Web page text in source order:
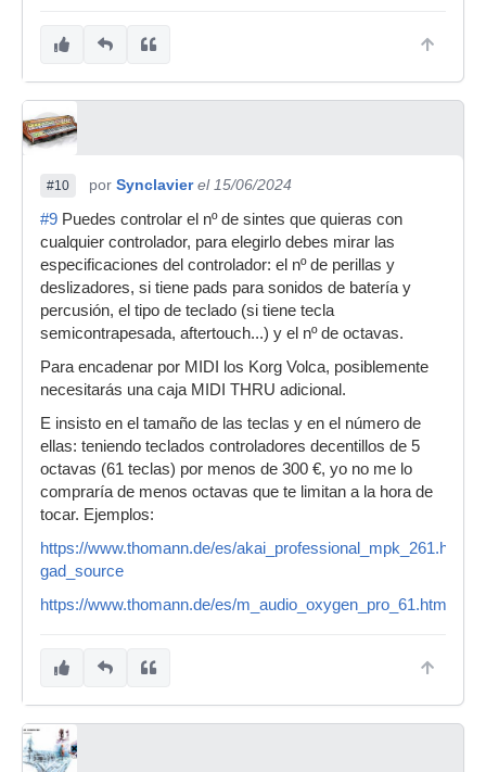
#10 por Synclavier el 15/06/2024
#9 Puedes controlar el nº de sintes que quieras con
cualquier controlador, para elegirlo debes mirar las
especificaciones del controlador: el nº de perillas y
deslizadores, si tiene pads para sonidos de batería y
percusión, el tipo de teclado (si tiene tecla
semicontrapesada, aftertouch...) y el nº de octavas.
Para encadenar por MIDI los Korg Volca, posiblemente
necesitarás una caja MIDI THRU adicional.
E insisto en el tamaño de las teclas y en el número de
ellas: teniendo teclados controladores decentillos de 5
octavas (61 teclas) por menos de 300 €, yo no me lo
compraría de menos octavas que te limitan a la hora de
tocar. Ejemplos:
https://www.thomann.de/es/akai_professional_mpk_261.htm?
gad_source
https://www.thomann.de/es/m_audio_oxygen_pro_61.htm